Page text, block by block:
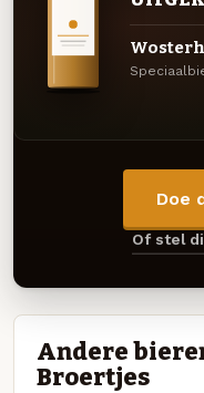
Doe
Of stel
Andere
Broertjes